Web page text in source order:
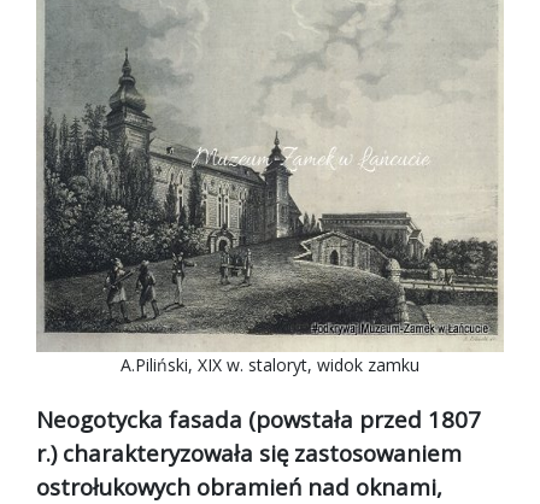
A.Piliński, XIX w. staloryt, widok zamku
Neogotycka fasada (powstała przed 1807
r.) charakteryzowała się zastosowaniem
ostrołukowych obramień nad oknami,